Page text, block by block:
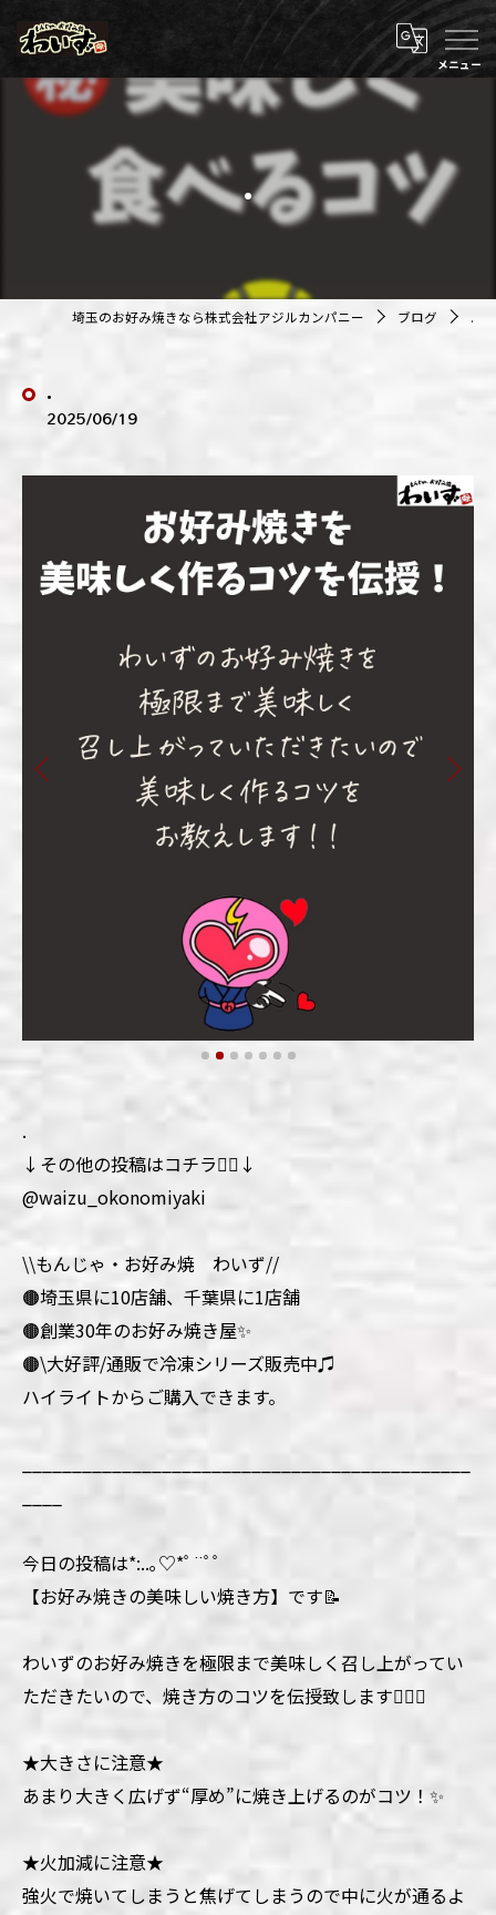
.
埼玉のお好み焼きなら株式会社アジルカンパニー ブログ .
.
2025/06/19
.
↓その他の投稿はコチラ💁‍♀️↓
@waizu_okonomiyaki
\\もんじゃ・お好み焼 わいず//
🟤埼玉県に10店舗、千葉県に1店舗
🟤創業30年のお好み焼き屋✨
🟤\大好評/通販で冷凍シリーズ販売中♫
ハイライトからご購入できます。
今日の投稿は*:..｡♡*ﾟ¨ﾟﾟ
【お好み焼きの美味しい焼き方】です📝
わいずのお好み焼きを極限まで美味しく召し上がってい
ただきたいので、焼き方のコツを伝授致します🙋‍♀️✨
★大きさに注意★
あまり大きく広げず“厚め”に焼き上げるのがコツ！✨
★火加減に注意★
強火で焼いてしまうと焦げてしまうので中に火が通るよ